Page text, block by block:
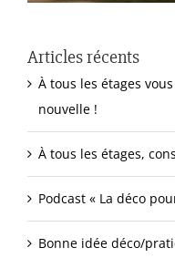
Articles récents
À tous les étages
nouvelle !
À tous les étages,
Podcast « La déco
Bonne idée déco/